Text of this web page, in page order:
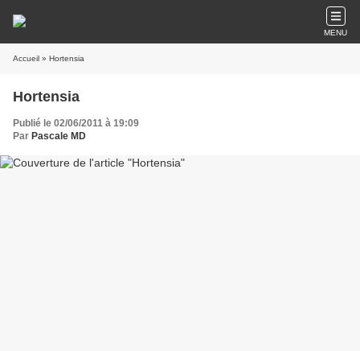
MENU
Accueil » Hortensia
Hortensia
Publié le 02/06/2011 à 19:09
Par Pascale MD